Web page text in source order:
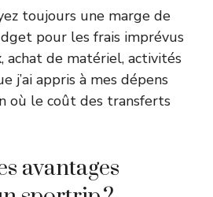
toujours une marge de
pour les frais imprévus
achat de matériel, activités
j’ai appris à mes dépens
où le coût des transferts
avantages